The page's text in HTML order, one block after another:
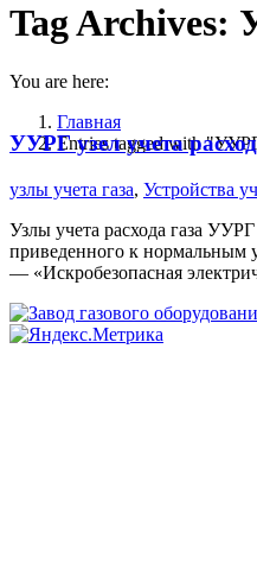
Tag Archives:
You are here:
Главная
Entries tagged with
УУРГ узел учета
узлы учета газа, Устройства
Узлы учета расхода газа
приведенного к нормальным
— «Искробезопасная